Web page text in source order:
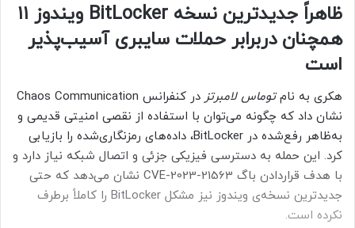
ظاهراً جدیدترین نسخه BitLocker ویندوز ۱۱
همچنان دربرابر حملات سایبری آسیب‌پذیر
است
هکری به نامتوماس لامبرتز
در کنفرانس Chaos Communication
نشان داد که چگونه می‌توان با استفاده از نقصی امنیتی قدیمی و
به‌ظاهر رفع‌شده در BitLocker، داده‌های رمزنگاری‌شده را بازیابی
کرد. این حمله به دسترسی فیزیکی جزئی و اتصال شبکه نیاز دارد و
با هدف قراردادن باگ CVE-2023-21563 نشان می‌دهد که حتی
جدیدترین نسخه‌ی ویندوز نیز مشکل BitLocker را کاملاً برطرف
نکرده است.